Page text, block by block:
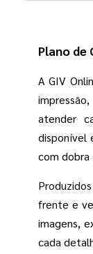
Plano
A GIV
atender
disponível
com dobra
frente e
imagens,
cada